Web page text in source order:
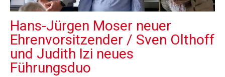
Hans-Jürgen Moser neuer
Ehrenvorsitzender / Sven Olthoff
und Judith Izi neues
Führungsduo